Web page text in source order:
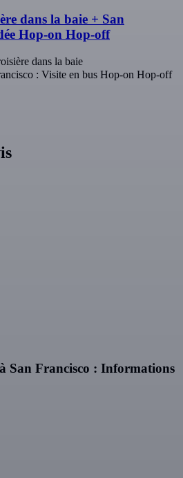
dans la baie + San
Hop-on Hop-off
dans la baie
: Visite en bus Hop-on Hop-off
San Francisco : Informations